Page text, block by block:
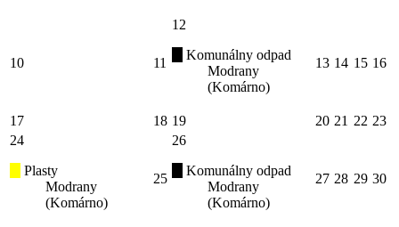
10 11
12
Komunálny odpad
Modrany
(Komárno)
13 14 15 16
17 18 19 20 21 22 23
24
Plasty
Modrany
(Komárno)
25
26
Komunálny odpad
Modrany
(Komárno)
27 28 29 30